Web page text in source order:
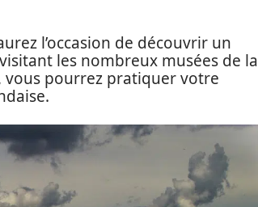
l’occasion de découvrir un
les nombreux musées de la
vous pourrez pratiquer votre